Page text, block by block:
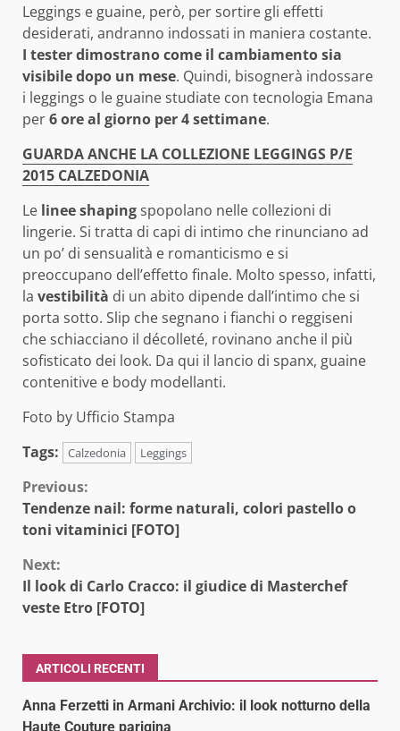
Leggings e guaine, però, per sortire gli effetti
desiderati, andranno indossati in maniera costante.
I tester dimostrano come il cambiamento sia
visibile dopo un mese. Quindi, bisognerà indossare
i leggings o le guaine studiate con tecnologia Emana
per6 ore al giorno per 4 settimane.
GUARDA ANCHE LA COLLEZIONE LEGGINGS P/E
2015 CALZEDONIA
Le linee shapingspopolano nelle collezioni di
lingerie. Si tratta di capi di intimo che rinunciano ad
un po’ di sensualità e romanticismo e si
preoccupano dell’effetto finale. Molto spesso, infatti,
la vestibilità di un abito dipende dall’intimo che si
porta sotto. Slip che segnano i fianchi o reggiseni
che schiacciano il décolleté, rovinano anche il più
sofisticato dei look. Da qui il lancio di spanx, guaine
contenitive e body modellanti.
Foto by Ufficio Stampa
Tags:
Calzedonia Leggings
Continue
Reading
Previous:
Tendenze nail: forme naturali, colori pastello o
toni vitaminici [FOTO]
Next:
Il look di Carlo Cracco: il giudice di Masterchef
veste Etro [FOTO]
ARTICOLI RECENTI
Anna Ferzetti in Armani Archivio: il look notturno della
Haute Couture parigina